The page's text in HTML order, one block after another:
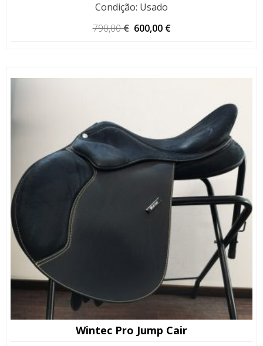
Condição: Usado
790,00€ O
600,00 €
Wintec Pro Jump Cair